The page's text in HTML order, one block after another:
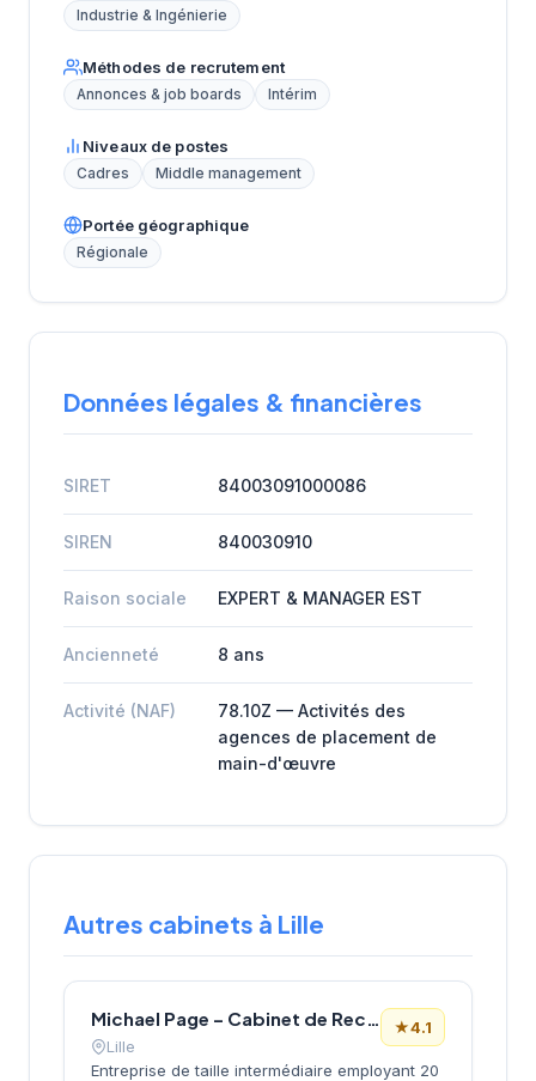
Industrie & Ingénierie
Méthodes de recrutement
Annonces & job boards Intérim
Niveaux de postes
Cadres Middle management
Portée géographique
Régionale
Données légales & financières
SIRET 84003091000086
SIREN 840030910
Raison sociale EXPERT & MANAGER EST
Ancienneté 8 ans
Activité (NAF)
78.10Z — Activités des
agences de placement de
main-d'œuvre
Autres cabinets à Lille
Michael Page – Cabinet de Recrutement Lille
Lille
★4.1
Entreprise de taille intermédiaire employant 20